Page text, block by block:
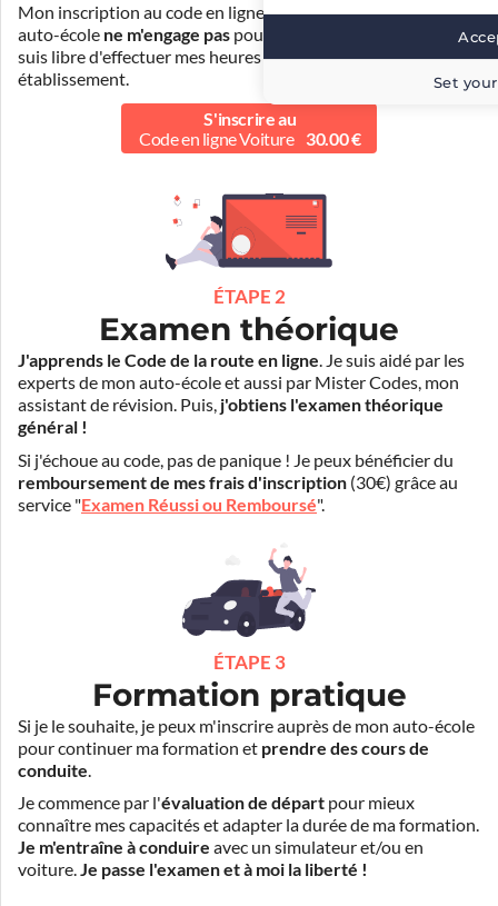
Mon inscription au code en ligne voiture auprès de mon
auto-école ne m'engage pas pour la suite de ma formation. Je
suis libre d'effectuer mes heures de conduite dans un autre
établissement.
S'inscrire au
Code en ligne Voiture
30.00 €
ÉTAPE 2
Examen théorique
J'apprends le Code de la route en ligne. Je suis aidé par les
experts de mon auto-école et aussi par Mister Codes, mon
assistant de révision. Puis, j'obtiens l'examen théorique
général !
Si j'échoue au code, pas de panique ! Je peux bénéficier du
remboursement de mes frais d'inscription (30€) grâce au
service "Examen Réussi ou Remboursé".
ÉTAPE 3
Formation pratique
Si je le souhaite, je peux m'inscrire auprès de mon auto-école
pour continuer ma formation et prendre des cours de
conduite.
Je commence par l'évaluation de départ pour mieux
connaître mes capacités et adapter la durée de ma formation.
Je m'entraîne à conduire avec un simulateur et/ou en
voiture.Je passe l'examen et à moi la liberté !
Set